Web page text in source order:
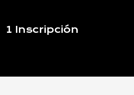
1 Inscripción